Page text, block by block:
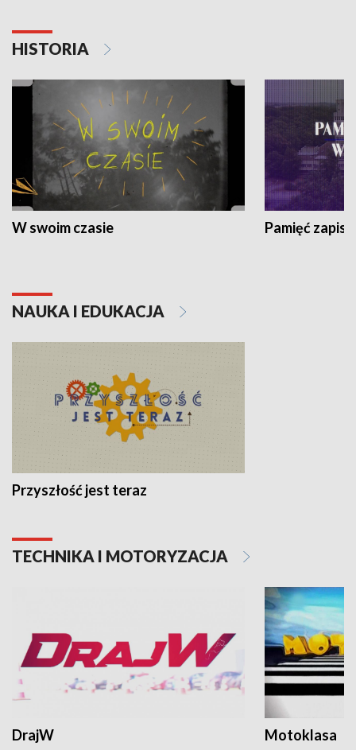
HISTORIA
W swoim czasie Pamięć
NAUKA I EDUKACJA
Przyszłość jest teraz
TECHNIKA I MOTORYZACJA
DrajW Motoklasa